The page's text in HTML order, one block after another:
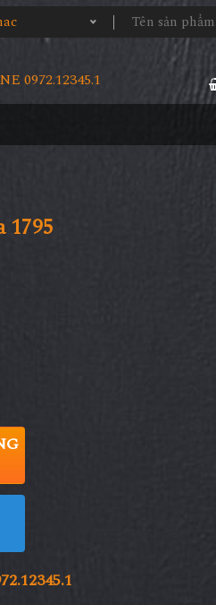
0972.12345.1
1795